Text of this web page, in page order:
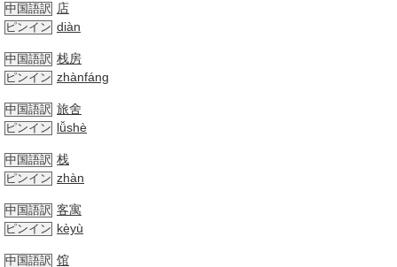
中国語訳 店
ピンイン diàn
中国語訳 栈房
ピンイン zhànfáng
中国語訳 旅舍
ピンイン lǚshè
中国語訳 栈
ピンイン zhàn
中国語訳 客寓
ピンイン kèyù
中国語訳 馆